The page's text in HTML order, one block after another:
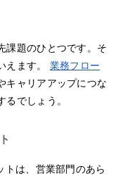
課題のひとつです。そ
えます。 業務フロー
キャリアアップにつな
でしょう。
トは、営業部門のあら